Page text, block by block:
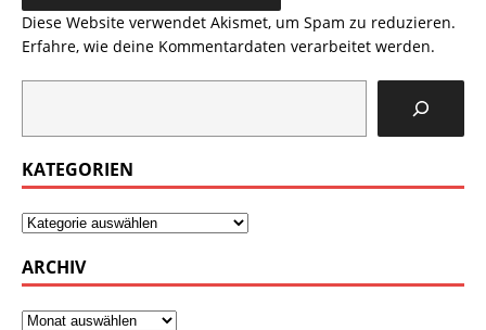
Diese Website verwendet Akismet, um Spam zu reduzieren.
Erfahre, wie deine Kommentardaten verarbeitet werden.
KATEGORIEN
ARCHIV